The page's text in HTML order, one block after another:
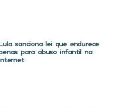
sanciona lei que endurece
para abuso infantil na